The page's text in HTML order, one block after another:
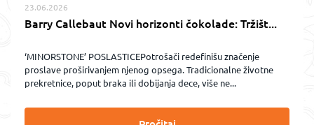
23.06.2026
Barry Callebaut Novi horizonti čokolade: Tržišt...
‘MINORSTONE’ POSLASTICEPotrošači redefinišu značenje
proslave proširivanjem njenog opsega. Tradicionalne životne
prekretnice, poput braka ili dobijanja dece, više ne...